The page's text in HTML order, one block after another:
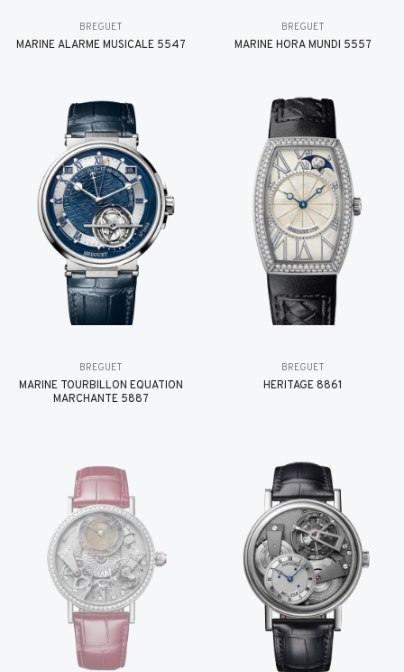
BREGUET
MARINE ALARME MUSICALE 5547
BREGUET
MARINE HORA MUNDI 5557
BREGUET
MARINE TOURBILLON ÉQUATION
MARCHANTE 5887
BREGUET
HÉRITAGE 8861